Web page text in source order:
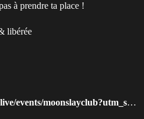
à prendre ta place !
libérée
moonslayclub?utm_source=qluvis-com